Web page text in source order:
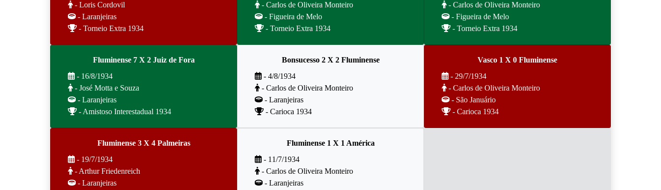
- Loris Cordovil
- Laranjeiras
- Torneio Extra 1934
- Carlos de Oliveira Monteiro
- Figueira de Melo
- Torneio Extra 1934
- Carlos de Oliveira Monteiro
- Figueira de Melo
- Torneio Extra 1934
Fluminense 7 X 2 Juiz de Fora
- 16/8/1934
- José Motta e Souza
- Laranjeiras
- Amistoso Interestadual 1934
Bonsucesso 2 X 2 Fluminense
- 4/8/1934
- Carlos de Oliveira Monteiro
- Laranjeiras
- Carioca 1934
Vasco 1 X 0 Fluminense
- 29/7/1934
- Carlos de Oliveira Monteiro
- São Januário
- Carioca 1934
Fluminense 3 X 4 Palmeiras
- 19/7/1934
- Arthur Friedenreich
- Laranjeiras
Fluminense 1 X 1 América
- 11/7/1934
- Carlos de Oliveira Monteiro
- Laranjeiras